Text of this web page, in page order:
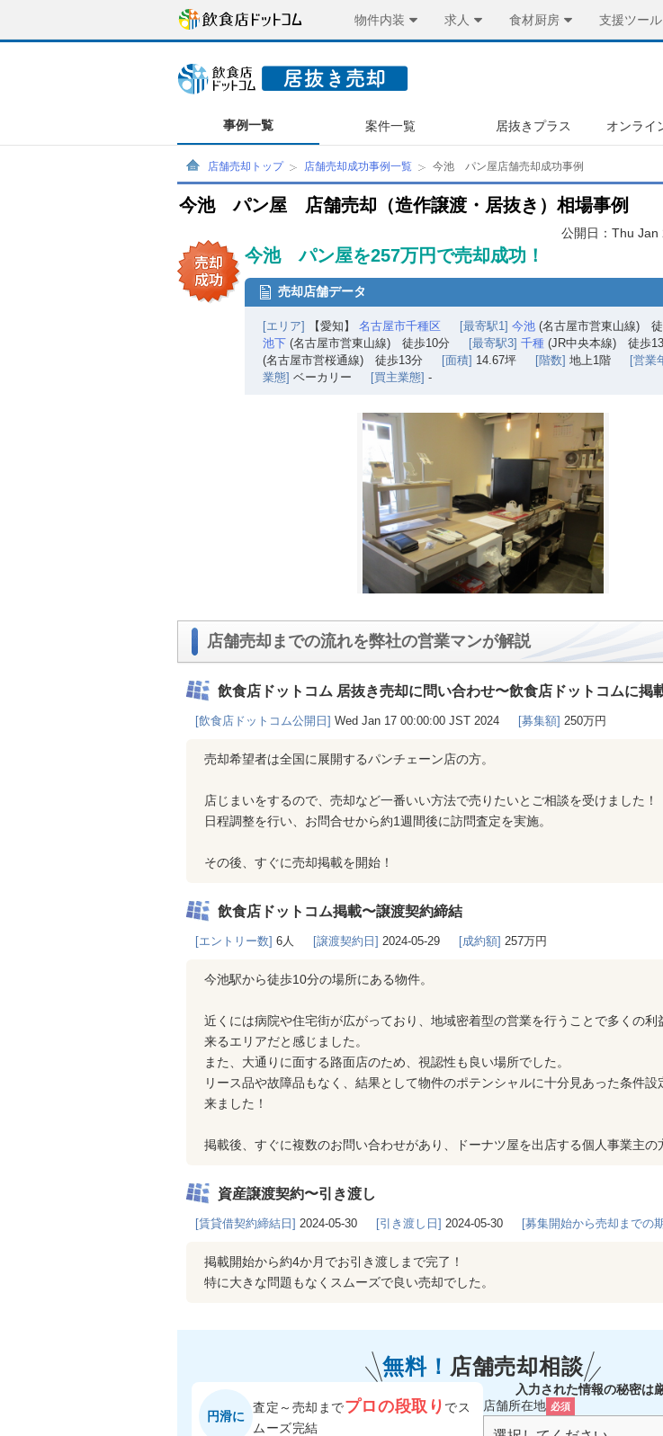
物件内装 求人 食材厨房 支援ツール
事例一覧 案件一覧 居抜きプラス オンライ
店舗売却トップ 店舗売却成功事例一覧 今池 パン屋店舗売却成功事例
今池 パン屋 店舗売却（造作譲渡・居抜き）相場事例
公開日：Thu
今池 パン屋を257万円で売却成功！
売却店舗データ
[エリア] 【愛知】 名古屋市千種区 [最寄駅1] 今池 (名古屋市営東山線) 徒
池下 (名古屋市営東山線) 徒歩10分 [最寄駅3] 千種 (JR中央本線) 徒歩
(名古屋市営桜通線) 徒歩13分
[面積] 14.67坪 [階数] 地上1階 [営業
業態] ベーカリー [買主業態] -
店舗売却までの流れを弊社の営業マンが解説
飲食店ドットコム 居抜き売却に問い合わせ〜飲食店ドットコムに掲
[飲食店ドットコム公開日] Wed Jan 17 00:00:00 JST 2024 [募集額] 250万円
売却希望者は全国に展開するパンチェーン店の方。
店じまいをするので、売却など一番いい方法で売りたいとご相談を受けました！
日程調整を行い、お問合せから約1週間後に訪問査定を実施。
その後、すぐに売却掲載を開始！
飲食店ドットコム掲載〜譲渡契約締結
[エントリー数] 6人 [譲渡契約日] 2024-05-29 [成約額] 257万円
今池駅から徒歩10分の場所にある物件。
近くには病院や住宅街が広がっており、地域密着型の営業を行うことで多くの利
来るエリアだと感じました。
また、大通りに面する路面店のため、視認性も良い場所でした。
リース品や故障品もなく、結果として物件のポテンシャルに十分見あった条件設
来ました！
掲載後、すぐに複数のお問い合わせがあり、ドーナツ屋を出店する個人事業主の
資産譲渡契約〜引き渡し
[賃貸借契約締結日] 2024-05-30 [引き渡し日] 2024-05-30 [募集開始から売却までの
掲載開始から約4か月でお引き渡しまで完了！
特に大きな問題もなくスムーズで良い売却でした。
無料！ 店舗売却相談
円滑に
査定～売却までプロの段取り でス
ムーズ完結
入力された情報の秘密は
店舗所在地 必須